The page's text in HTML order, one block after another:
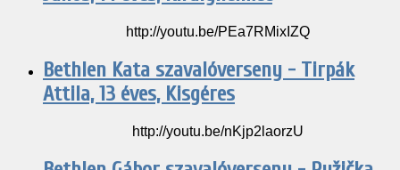
http://youtu.be/PEa7RMixIZQ
Bethlen Kata szavalóverseny - Tirpák
Attila, 13 éves, Kisgéres
http://youtu.be/nKjp2laorzU